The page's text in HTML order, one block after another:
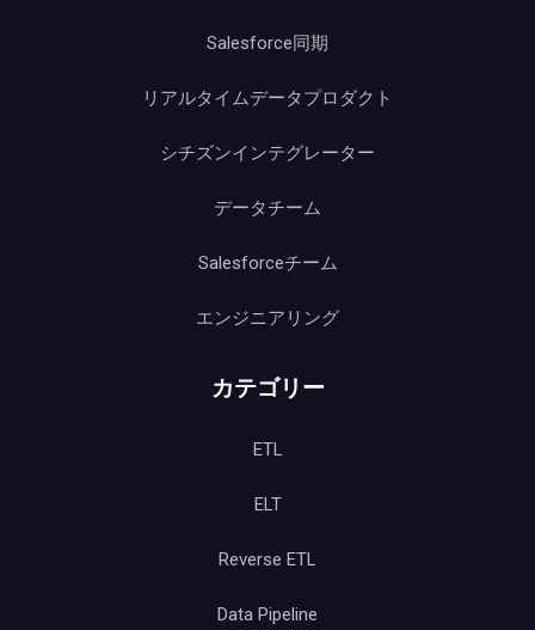
Salesforce同期
リアルタイムデータプロダクト
シチズンインテグレーター
データチーム
Salesforceチーム
エンジニアリング
カテゴリー
ETL
ELT
Reverse ETL
Data Pipeline